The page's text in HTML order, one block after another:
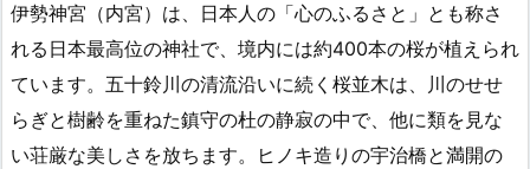
伊勢神宮（内宮）は、日本人の「心のふるさと」とも称さ
れる日本最高位の神社で、境内には約400本の桜が植えられ
ています。五十鈴川の清流沿いに続く桜並木は、川のせせ
らぎと樹齢を重ねた鎮守の杜の静寂の中で、他に類を見な
い荘厳な美しさを放ちます。ヒノキ造りの宇治橋と満開の